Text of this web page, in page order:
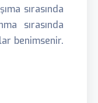
sırasında
sırasında
benimsenir.